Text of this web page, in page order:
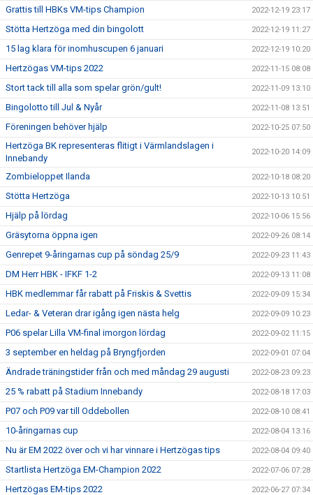
Grattis till HBKs VM-tips Champion 2022-12-19 23:17
Stötta Hertzöga med din bingolott 2022-12-19 11:27
15 lag klara för inomhuscupen 6 januari 2022-12-19 10:20
Hertzögas VM-tips 2022 2022-11-15 08:08
Stort tack till alla som spelar grön/gult! 2022-11-09 13:10
Bingolotto till Jul & Nyår 2022-11-08 13:51
Föreningen behöver hjälp 2022-10-25 07:50
Hertzöga BK representeras flitigt i Värmlandslagen i
Innebandy
2022-10-20 14:09
Zombieloppet Ilanda 2022-10-18 08:20
Stötta Hertzöga 2022-10-13 10:51
Hjälp på lördag 2022-10-06 15:56
Gräsytorna öppna igen 2022-09-26 08:14
Genrepet 9-åringarnas cup på söndag 25/9 2022-09-23 11:43
DM Herr HBK - IFKF 1-2 2022-09-13 11:08
HBK medlemmar får rabatt på Friskis & Svettis 2022-09-09 15:34
Ledar- & Veteran drar igång igen nästa helg 2022-09-09 10:23
P06 spelar Lilla VM-final imorgon lördag 2022-09-02 11:15
3 september en heldag på Bryngfjorden 2022-09-01 07:04
Ändrade träningstider från och med måndag 29 augusti 2022-08-23 09:23
25 % rabatt på Stadium Innebandy 2022-08-18 17:03
P07 och P09 var till Oddebollen 2022-08-10 08:41
10-åringarnas cup 2022-08-04 13:16
Nu är EM 2022 över och vi har vinnare i Hertzögas tips 2022-08-04 09:40
Startlista Hertzöga EM-Champion 2022 2022-07-06 07:28
Hertzögas EM-tips 2022 2022-06-27 07:34